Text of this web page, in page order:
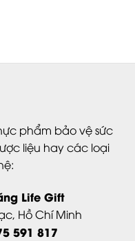
phẩm bảo vệ sức
liệu hay các loại
Life Gift
Hồ Chí Minh
591 817